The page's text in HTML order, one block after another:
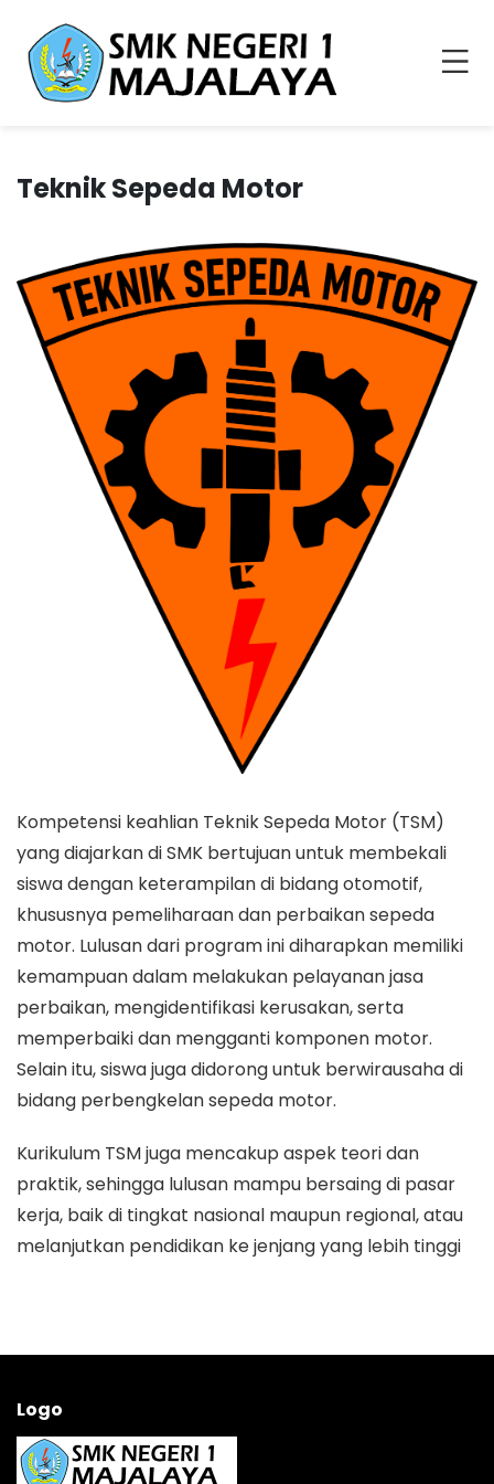
Teknik Sepeda Motor
Kompetensi keahlian Teknik Sepeda Motor (TSM)
yang diajarkan di SMK bertujuan untuk membekali
siswa dengan keterampilan di bidang otomotif,
khususnya pemeliharaan dan perbaikan sepeda
motor. Lulusan dari program ini diharapkan memiliki
kemampuan dalam melakukan pelayanan jasa
perbaikan, mengidentifikasi kerusakan, serta
memperbaiki dan mengganti komponen motor.
Selain itu, siswa juga didorong untuk berwirausaha di
bidang perbengkelan sepeda motor.
Kurikulum TSM juga mencakup aspek teori dan
praktik, sehingga lulusan mampu bersaing di pasar
kerja, baik di tingkat nasional maupun regional, atau
melanjutkan pendidikan ke jenjang yang lebih tinggi
Logo